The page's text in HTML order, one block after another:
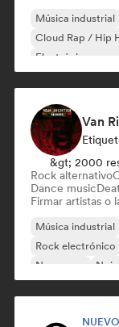
Música industrial
Cloud Rap / Hip
Electrónica
Van
&gt; 2000
Rock alternativo
Dance music
Firmar artistas o
Música industrial
Rock electrónico
New wave
Noise
NUEVO